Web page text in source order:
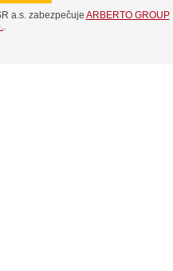
a.s. zabezpečuje ARBERTO GROUP
.